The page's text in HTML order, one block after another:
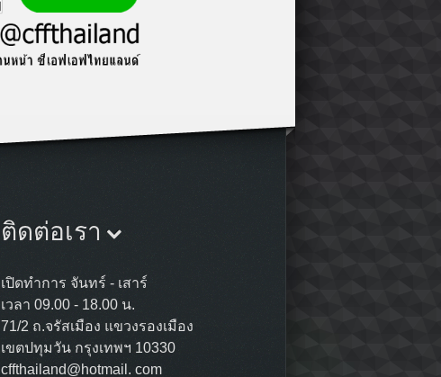
ติดต่อเรา
เปิดทำการ จันทร์ - เสาร์
เวลา 09.00 - 18.00 น.
71/2 ถ.จรัสเมือง แขวงรองเมือง
เขตปทุมวัน กรุงเทพฯ 10330
cffthailand@hotmail. com